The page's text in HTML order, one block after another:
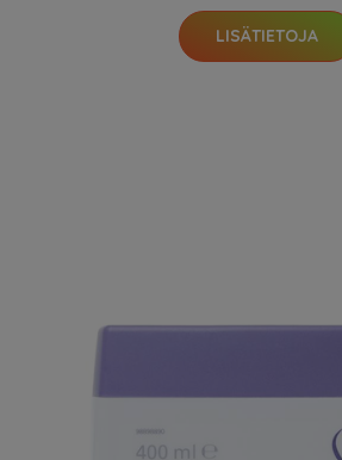
LISÄTIETOJA